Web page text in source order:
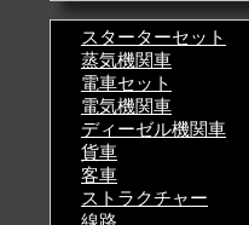
スターターセット
蒸気機関車
電車セット
電気機関車
ディーゼル機関車
貨車
客車
ストラクチャー